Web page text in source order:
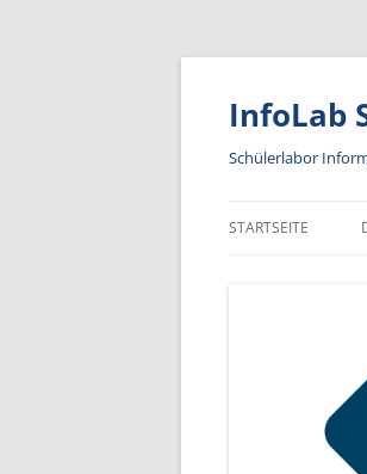
Zum
springen
InfoLab
Schülerlabor
STARTSEITE